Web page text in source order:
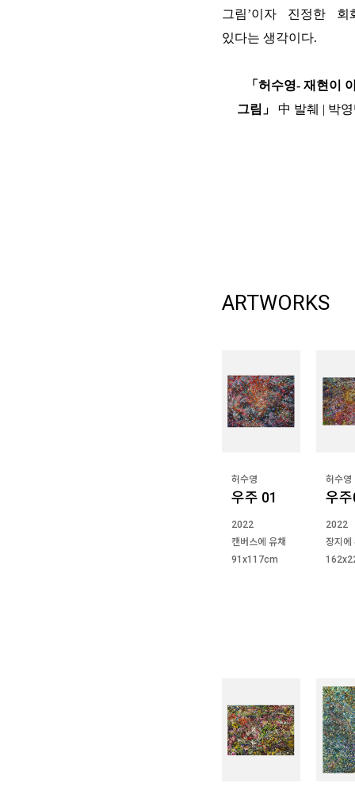
그림’이자 진정한 회
있다는 생각이다.
「허수영- 재현이
그림」
中 발췌 | 박
ARTWORKS
허수영
우주 01
2022
캔버스에 유채
91x117cm
허수영
우
2022
장지에